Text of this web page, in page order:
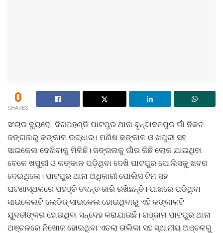
0
SHARES
ସଂଚାର ବ୍ୟୁରୋ: ଦିଗପହଣ୍ଡି ପାଟପୁର ଥାନା ବୃନ୍ଦାବନପୁର ଗାଁ ନିକଟ
ଜଙ୍ଗଲରୁ କଙ୍କାଳ ଉଦ୍ଧାର। ମଣିଷ କଙ୍କାଳ ଓ ଖପୁରୀ ସହ
ସାଇକେଲ ଦେଖିବାକୁ ମିଳିଛି। ଜଙ୍ଗଲକୁ ଗାଁର କିଛି ଲୋକ ଯାଇଥିବା
ବେଳେ ଖପୁରୀ ଓ କଙ୍କାଳ ପଡ଼ିଥିବା ଦେଖି ପାଟପୁର ପୋଲିସକୁ ଖବର
ଦେଇଥିଲେ। ପାଟପୁର ଥାନା ଅଧିକାରୀ ପୋଲିସ ଟିମ ସହ
ଘଟଣାସ୍ଥଳରେ ପହଞ୍ଚି ତଦନ୍ତ ଜାରି ରଖିଛନ୍ତି। ପାଖରେ ପଡିଥିବା
ସାଇକେଲଟି ଲେଡିଜ୍ ସାଇକେଲ ହୋଇଥିବାରୁ ଏହି କଙ୍କାଳଟି
ଯୁବତୀଙ୍କର ହୋଇଥିବା ସନ୍ଦେହ କରାଯାଉଛି। ଗଞ୍ଜାମ ପାଟପୁର ଥାନା
ଅଞ୍ଚଳରେ ନିଖୋଜ ହୋଇଥିବା ଏତଲା ତାଲିକା ସହ ସ୍ଥାନୀୟ ଅଞ୍ଚଳରୁ